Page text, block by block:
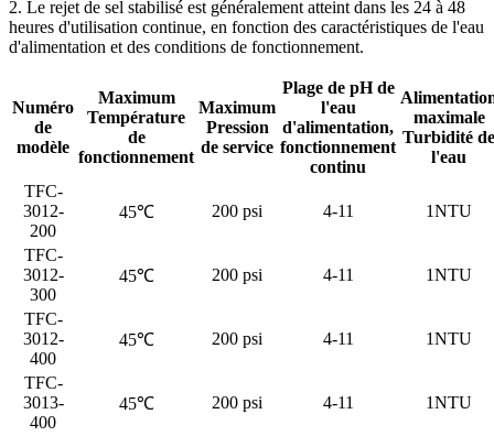
2. Le rejet de sel stabilisé est généralement atteint dans les 24 à 48
heures d'utilisation continue, en fonction des caractéristiques de l'eau
d'alimentation et des conditions de fonctionnement.
Numéro
de
modèle
Maximum
Température
de
fonctionnement
Maximum
Pression
de service
Plage de pH de
l'eau
d'alimentation,
fonctionnement
continu
maximale
Turbidité de
l'eau
TFC-
3012-
200
45℃ 200 psi 4-11 1NTU
TFC-
3012-
300
45℃ 200 psi 4-11 1NTU
TFC-
3012-
400
45℃ 200 psi 4-11 1NTU
TFC-
3013-
400
45℃ 200 psi 4-11 1NTU